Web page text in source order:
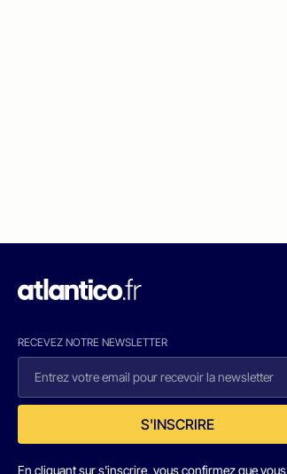
RECEVEZ NOTRE NEWSLETTER
S'INSCRIRE
En cliquant sur s'inscrire, vous confirmez que vous